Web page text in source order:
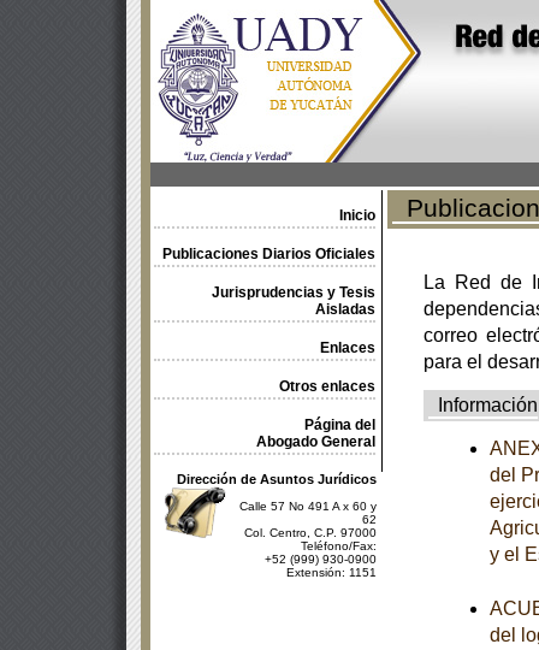
Inicio
Publicaciones Diarios Oficiales
Jurisprudencias y Tesis
Aisladas
Enlaces
Otros enlaces
Página del
Abogado General
Dirección de Asuntos Jurídicos
Calle 57 No 491 A x 60 y
62
Col. Centro, C.P. 97000
Teléfono/Fax:
+52 (999) 930-0900
Extensión: 1151
La Red de
correo
para el
Información
del
y el
del